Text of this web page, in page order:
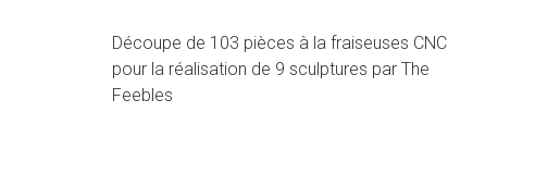
Découpe de 103 pièces à la fraiseuses CNC
pour la réalisation de 9 sculptures par The
Feebles